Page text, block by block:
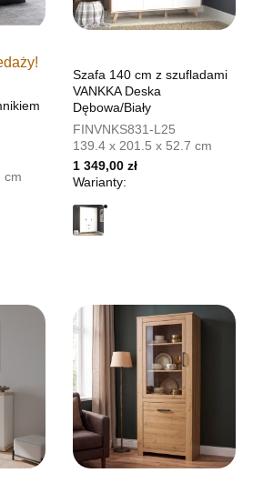
cm
Szafa 140 cm z szufladami
VANKKA Deska
Dębowa/Biały
FINVNKS831-L25
139.4 x 201.5 x 52.7 cm
1 349,00 zł
Warianty: